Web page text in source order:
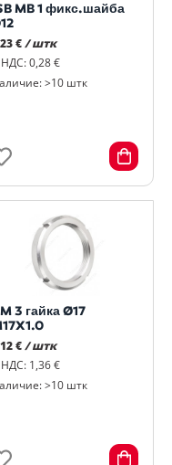
MB 1 фикс.шайба
€ / штк
0,28 €
>10 штк
3 гайка Ø17
€ / штк
1,36 €
>10 штк